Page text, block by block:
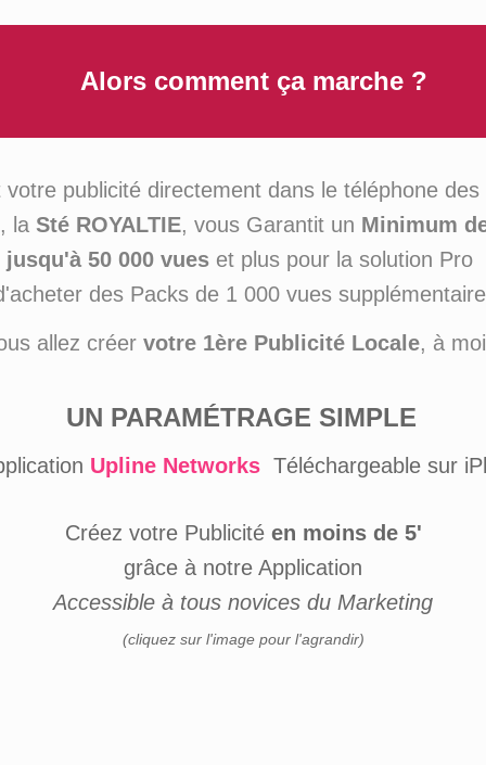
Alors comment ça marche ?
publicité directement dans le téléphone
la Sté ROYALTIE, vous Garantit un Minimum
jusqu'à 50 000 vues et plus pour la solution Pro
des Packs de 1 000 vues
allez créer votre 1ère Publicité Locale, à
UN PARAMÉTRAGE SIMPLE
Upline Networks Téléchargeable sur
Créez votre Publicité en moins de 5'
grâce à notre Application
Accessible à tous novices du Marketing
(cliquez sur l'image pour l'agrandir)